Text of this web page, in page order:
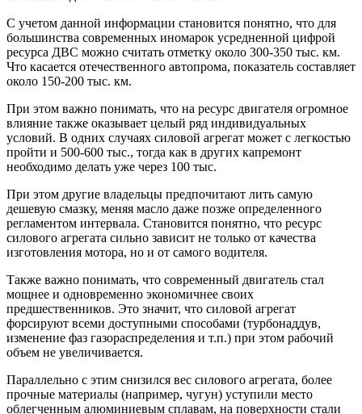
С учетом данной информации становится понятно, что для
большинства современных иномарок усредненной цифрой
ресурса ДВС можно считать отметку около 300-350 тыс. км.
Что касается отечественного автопрома, показатель составляет
около 150-200 тыс. км.
При этом важно понимать, что на ресурс двигателя огромное
влияние также оказывает целый ряд индивидуальных
условий. В одних случаях силовой агрегат может с легкостью
пройти и 500-600 тыс., тогда как в других капремонт
необходимо делать уже через 100 тыс.
При этом другие владельцы предпочитают лить самую
дешевую смазку, меняя масло даже позже определенного
регламентом интервала. Становится понятно, что ресурс
силового агрегата сильно зависит не только от качества
изготовления мотора, но и от самого водителя.
Также важно понимать, что современный двигатель стал
мощнее и одновременно экономичнее своих
предшественников. Это значит, что силовой агрегат
форсируют всеми доступными способами (турбонаддув,
изменение фаз газораспределения и т.п.) при этом рабочий
объем не увеличивается.
Параллельно с этим снизился вес силового агрегата, более
прочные материалы (например, чугун) уступили место
облегченным алюминиевым сплавам, на поверхности стали